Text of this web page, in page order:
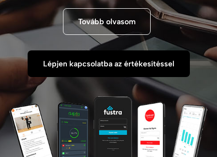
Tovább olvasom
Lépjen kapcsolatba az értékesítéssel